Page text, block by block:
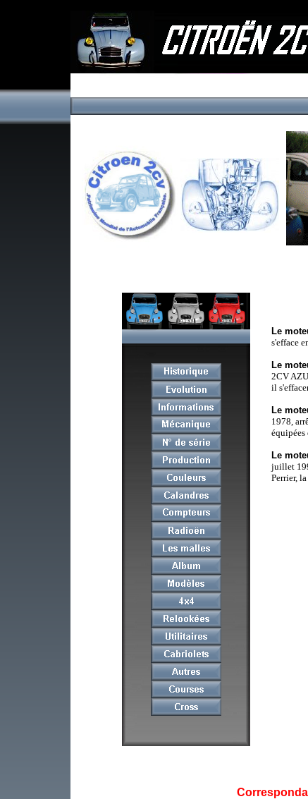
Le
s'efface
Le
2CV
il
Le
1978,
équipées
Le
juillet
Perrier,